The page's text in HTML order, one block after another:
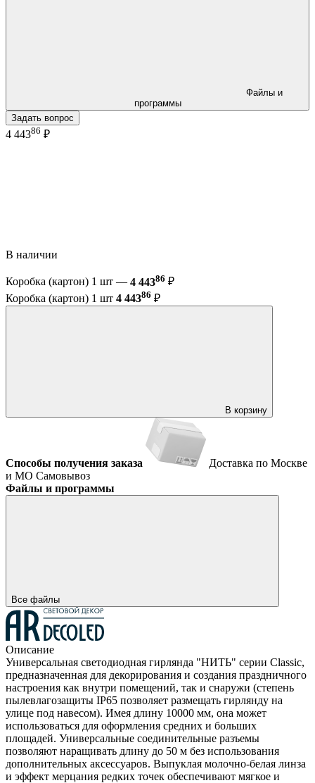
программы
Задать вопрос
4 44386 ₽
В наличии
Коробка (картон) 1 шт — 4 44386 ₽
Коробка (картон) 1 шт 4 44386 ₽
В корзину
Способы получения заказа
Доставка по Москве
и МО Самовывоз
Файлы и программы
Все файлы
Описание
Универсальная светодиодная гирлянда "НИТЬ" серии Classic,
предназначенная для декорирования и создания праздничного
настроения как внутри помещений, так и снаружи (степень
пылевлагозащиты IP65 позволяет размещать гирлянду на
улице под навесом). Имея длину 10000 мм, она может
использоваться для оформления средних и больших
площадей. Универсальные соединительные разъемы
позволяют наращивать длину до 50 м без использования
дополнительных аксессуаров. Выпуклая молочно-белая линза
и эффект мерцания редких точек обеспечивают мягкое и